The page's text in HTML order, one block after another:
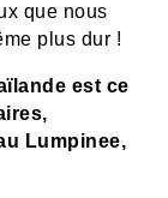
que nous
plus dur !
est ce
Lumpinee,